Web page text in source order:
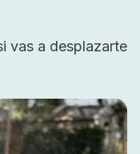
vas a desplazarte